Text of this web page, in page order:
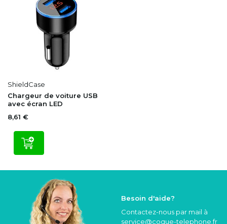
ShieldCase
Chargeur de voiture USB
avec écran LED
8,61 €
Besoin d'aide?
Contactez-nous par mail à
service@coque-telephone.fr